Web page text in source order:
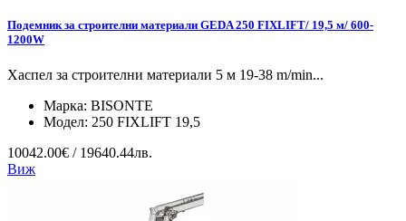
Подемник за строителни материали GEDA 250 FIXLIFT/ 19,5 м/ 600-
1200W
Хаспел за строителни материали 5 м 19-38 m/min...
Марка: BISONTE
Модел: 250 FIXLIFT 19,5
10042.00€ / 19640.44лв.
Виж